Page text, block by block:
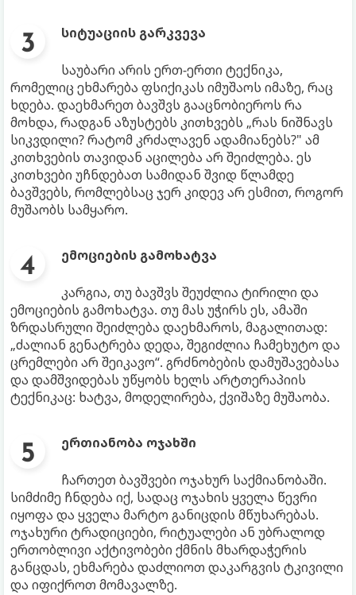
სიტუაციის გარკვევა
საუბარი არის ერთ-ერთი ტექნიკა,
რომელიც ეხმარება ფსიქიკას იმუშაოს იმაზე, რაც
ხდება. დაეხმარეთ ბავშვს გააცნობიეროს რა
მოხდა, რადგან აზუსტებს კითხვებს „რას ნიშნავს
სიკვდილი? რატომ კრძალავენ ადამიანებს?" ამ
კითხვების თავიდან აცილება არ შეიძლება. ეს
კითხვები უჩნდებათ სამიდან შვიდ წლამდე
ბავშვებს, რომლებსაც ჯერ კიდევ არ ესმით, როგორ
მუშაობს სამყარო.
ემოციების გამოხატვა
კარგია, თუ ბავშვს შეუძლია ტირილი და
ემოციების გამოხატვა. თუ მას უჭირს ეს, ამაში
ზრდასრული შეიძლება დაეხმაროს, მაგალითად:
„ძალიან გენატრება დედა, შეგიძლია ჩამეხუტო და
ცრემლები არ შეიკავო“. გრძნობების დამუშავებასა
და დამშვიდებას უწყობს ხელს არტთერაპიის
ტექნიკაც: ხატვა, მოდელირება, ქვიშაზე მუშაობა.
ერთიანობა ოჯახში
ჩართეთ ბავშვები ოჯახურ საქმიანობაში.
სიმძიმე ჩნდება იქ, სადაც ოჯახის ყველა წევრი
იყოფა და ყველა მარტო განიცდის მწუხარებას.
ოჯახური ტრადიციები, რიტუალები ან უბრალოდ
ერთობლივი აქტივობები ქმნის მხარდაჭერის
განცდას, ეხმარება დაძლიოთ დაკარგვის ტკივილი
და იფიქროთ მომავალზე.